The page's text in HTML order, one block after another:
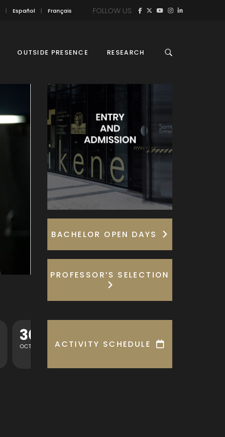
Español Français FOLLOW US
OUTSIDE PRESENCE RESEARCH
BACHELOR OPEN DAYS
PROFESSOR’S SELECTION
ACTIVITY SCHEDULE